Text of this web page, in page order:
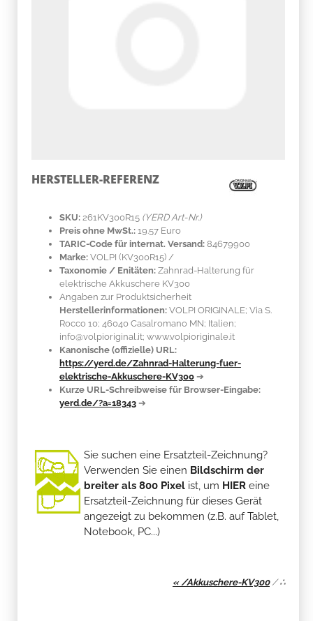
HERSTELLER-REFERENZ
SKU: 261KV300R15 (YERD Art-Nr.)
Preis ohne MwSt.: 19.57 Euro
TARIC-Code für internat. Versand: 84679900
Marke: VOLPI (KV300R15) /
Taxonomie / Enitäten: Zahnrad-Halterung für
elektrische Akkuschere KV300
Angaben zur Produktsicherheit
Herstellerinformationen: VOLPI ORIGINALE; Via S.
Rocco 10; 46040 Casalromano MN; Italien;
info@volpioriginal.it; www.volpioriginale.it
Kanonische (offizielle) URL:
https://yerd.de/Zahnrad-Halterung-fuer-
elektrische-Akkuschere-KV300 ➔
Kurze URL-Schreibweise für Browser-Eingabe:
yerd.de/?a=18343 ➔
Sie suchen eine Ersatzteil-Zeichnung?
Verwenden Sie einen Bildschirm der
breiter als 800 Pixel ist, um HIER eine
Ersatzteil-Zeichnung für dieses Gerät
angezeigt zu bekommen (z.B. auf Tablet,
Notebook, PC...)
« /Akkuschere-KV300/∴